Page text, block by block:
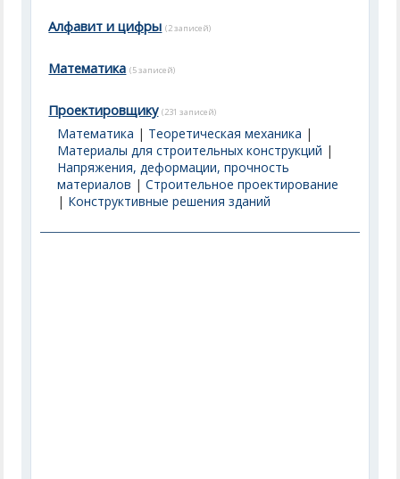
Алфавит и цифры (2 записей)
Математика (5 записей)
Проектировщику (231 записей)
Математика | Теоретическая механика |
Материалы для строительных конструкций |
Напряжения, деформации, прочность
материалов |Строительное проектирование
| Конструктивные решения зданий